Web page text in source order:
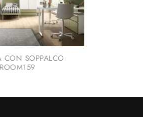
CON SOPPALCO
ROOM159